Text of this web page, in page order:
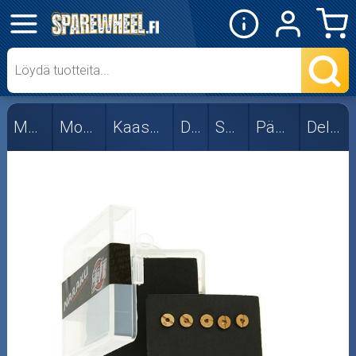
✕
Mopon osat
Kaasuttimet
Suuttimet
DellOrto (M6)
DellOrto (M7)
Mopon osat Moottorin osat Kaasuttimet ja osat DellOrto Suuttimet Pääsuuttimet DellOrto (M5)